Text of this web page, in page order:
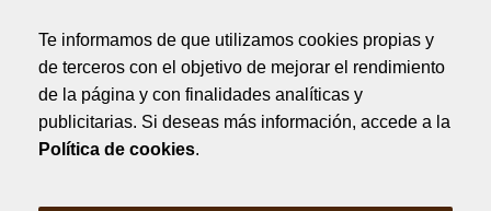
Te informamos de que utilizamos cookies propias y
de terceros con el objetivo de mejorar el rendimiento
de la página y con finalidades analíticas y
publicitarias. Si deseas más información, accede a la
Política de cookies.